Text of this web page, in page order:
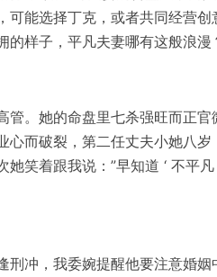
可能选择丁克，或者共同经营
样子，平凡夫妻哪有这般浪漫
管。她的命盘里七杀强旺而正官
心而破裂，第二任丈夫小她八
笑着跟我说：”早知道 ‘ 不平
刑冲，我委婉提醒他要注意婚